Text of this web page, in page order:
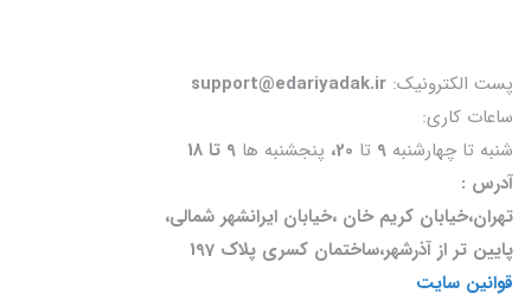
پست الکترونیک:
ساعات کاری:
شنبه تا چهارشنبه 9 تا 20، پنجشنبه ها
آدرس :
تهران،خیابان کریم خان ،خیابان ایرانشهر شمالی،
پایین تر از آذرشهر،ساختمان کسری پلاک 197
قوانین سایت